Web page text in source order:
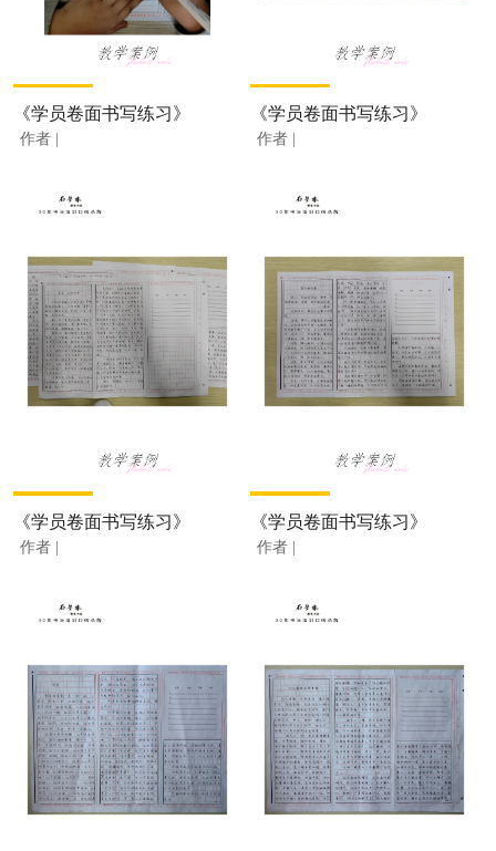
《学员卷面书写练习》
作者 |
《学员卷面书写练习》
作者 |
《学员卷面书写练习》
作者 |
《学员卷面书写练习》
作者 |